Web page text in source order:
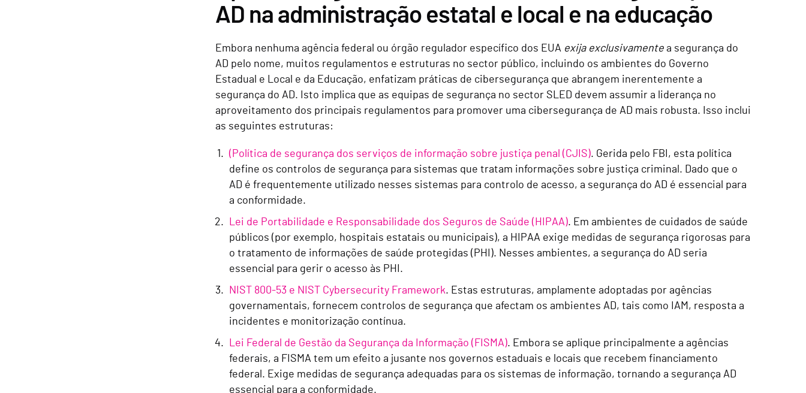
AD na administração estatal e local e na educação
Embora nenhuma agência federal ou órgão regulador específico dos EUA exija exclusivamente a segurança do
AD pelo nome, muitos regulamentos e estruturas no sector público, incluindo os ambientes do Governo
Estadual e Local e da Educação, enfatizam práticas de cibersegurança que abrangem inerentemente a
segurança do AD. Isto implica que as equipas de segurança no sector SLED devem assumir a liderança no
aproveitamento dos principais regulamentos para promover uma cibersegurança de AD mais robusta. Isso inclui
as seguintes estruturas:
(Política de segurança dos serviços de informação sobre justiça penal (CJIS). Gerida pelo FBI, esta política
define os controlos de segurança para sistemas que tratam informações sobre justiça criminal. Dado que o
AD é frequentemente utilizado nesses sistemas para controlo de acesso, a segurança do AD é essencial para
a conformidade.
Lei de Portabilidade e Responsabilidade dos Seguros de Saúde (HIPAA). Em ambientes de cuidados de saúde
públicos (por exemplo, hospitais estatais ou municipais), a HIPAA exige medidas de segurança rigorosas para
o tratamento de informações de saúde protegidas (PHI). Nesses ambientes, a segurança do AD seria
essencial para gerir o acesso às PHI.
NIST 800-53 e NIST Cybersecurity Framework. Estas estruturas, amplamente adoptadas por agências
governamentais, fornecem controlos de segurança que afectam os ambientes AD, tais como IAM, resposta a
incidentes e monitorização contínua.
Lei Federal de Gestão da Segurança da Informação (FISMA). Embora se aplique principalmente a agências
federais, a FISMA tem um efeito a jusante nos governos estaduais e locais que recebem financiamento
federal. Exige medidas de segurança adequadas para os sistemas de informação, tornando a segurança AD
essencial para a conformidade.